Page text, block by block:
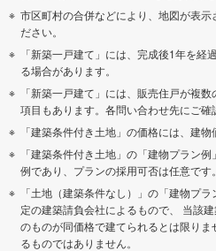
市区町村の合併などにより、地図が表
ださい。
「新築一戸建て」には、完成後1年を
る場合があります。
「新築一戸建て」には、販売住戸が複
項目もあります。各問い合わせ先にご確
「建築条件付き土地」の価格には、建物
「建築条件付き土地」の「建物プラン
例であり、プランの採用可否は任意です。
「土地（建築条件なし）」の「建物プ
定の建築請負会社によるもので、 当該
のものが同価格で建てられるとは限り
るものではありません。